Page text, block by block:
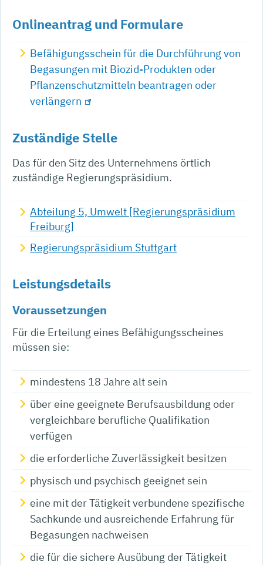
Onlineantrag und Formulare
Befähigungsschein für die Durchführung von
Begasungen mit Biozid-Produkten oder
Pflanzenschutzmitteln beantragen oder
verlängern
Zuständige Stelle
Das für den Sitz des Unternehmens örtlich
zuständige Regierungspräsidium.
Abteilung 5, Umwelt [Regierungspräsidium
Freiburg]
Regierungspräsidium Stuttgart
Leistungsdetails
Voraussetzungen
Für die Erteilung eines Befähigungsscheines
müssen sie:
mindestens 18 Jahre alt sein
über eine geeignete Berufsausbildung oder
vergleichbare berufliche Qualifikation
verfügen
die erforderliche Zuverlässigkeit besitzen
physisch und psychisch geeignet sein
eine mit der Tätigkeit verbundene spezifische
Sachkunde und ausreichende Erfahrung für
Begasungen nachweisen
die für die sichere Ausübung der Tätigkeit